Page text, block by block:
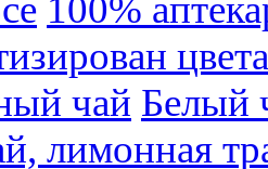
100%
чай Белый
лимонная